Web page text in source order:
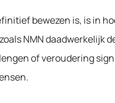
bewezen is, is in
NMN daadwerkelijk
of veroudering